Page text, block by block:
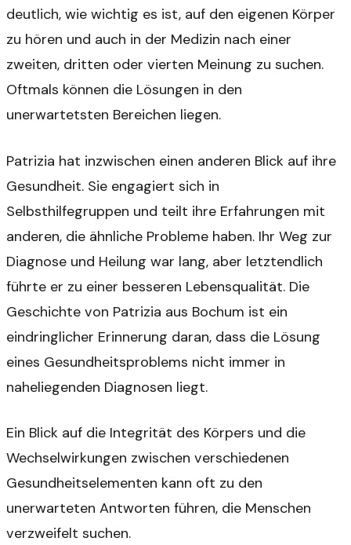
deutlich, wie wichtig es ist, auf den eigenen Körper
zu hören und auch in der Medizin nach einer
zweiten, dritten oder vierten Meinung zu suchen.
Oftmals können die Lösungen in den
unerwartetsten Bereichen liegen.
Patrizia hat inzwischen einen anderen Blick auf ihre
Gesundheit. Sie engagiert sich in
Selbsthilfegruppen und teilt ihre Erfahrungen mit
anderen, die ähnliche Probleme haben. Ihr Weg zur
Diagnose und Heilung war lang, aber letztendlich
führte er zu einer besseren Lebensqualität. Die
Geschichte von Patrizia aus Bochum ist ein
eindringlicher Erinnerung daran, dass die Lösung
eines Gesundheitsproblems nicht immer in
naheliegenden Diagnosen liegt.
Ein Blick auf die Integrität des Körpers und die
Wechselwirkungen zwischen verschiedenen
Gesundheitselementen kann oft zu den
unerwarteten Antworten führen, die Menschen
verzweifelt suchen.